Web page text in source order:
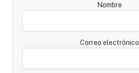
Nombre
Correo electrónico